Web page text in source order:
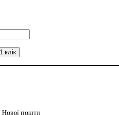
Нової пошти
клік